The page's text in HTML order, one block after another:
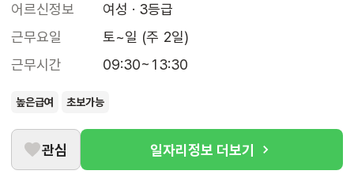
어르신정보
여성 · 3등급
근무요일
토~일 (주 2일)
근무시간
09:30~13:30
높은급여 초보가능
관심 일자리정보 더보기